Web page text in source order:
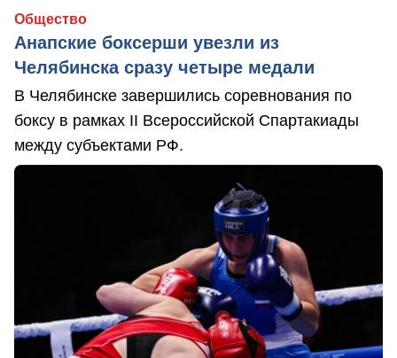
Общество
Анапские боксерши увезли из
Челябинска сразу четыре медали
В Челябинске завершились соревнования по
боксу в рамках II Всероссийской Спартакиады
между субъектами РФ.